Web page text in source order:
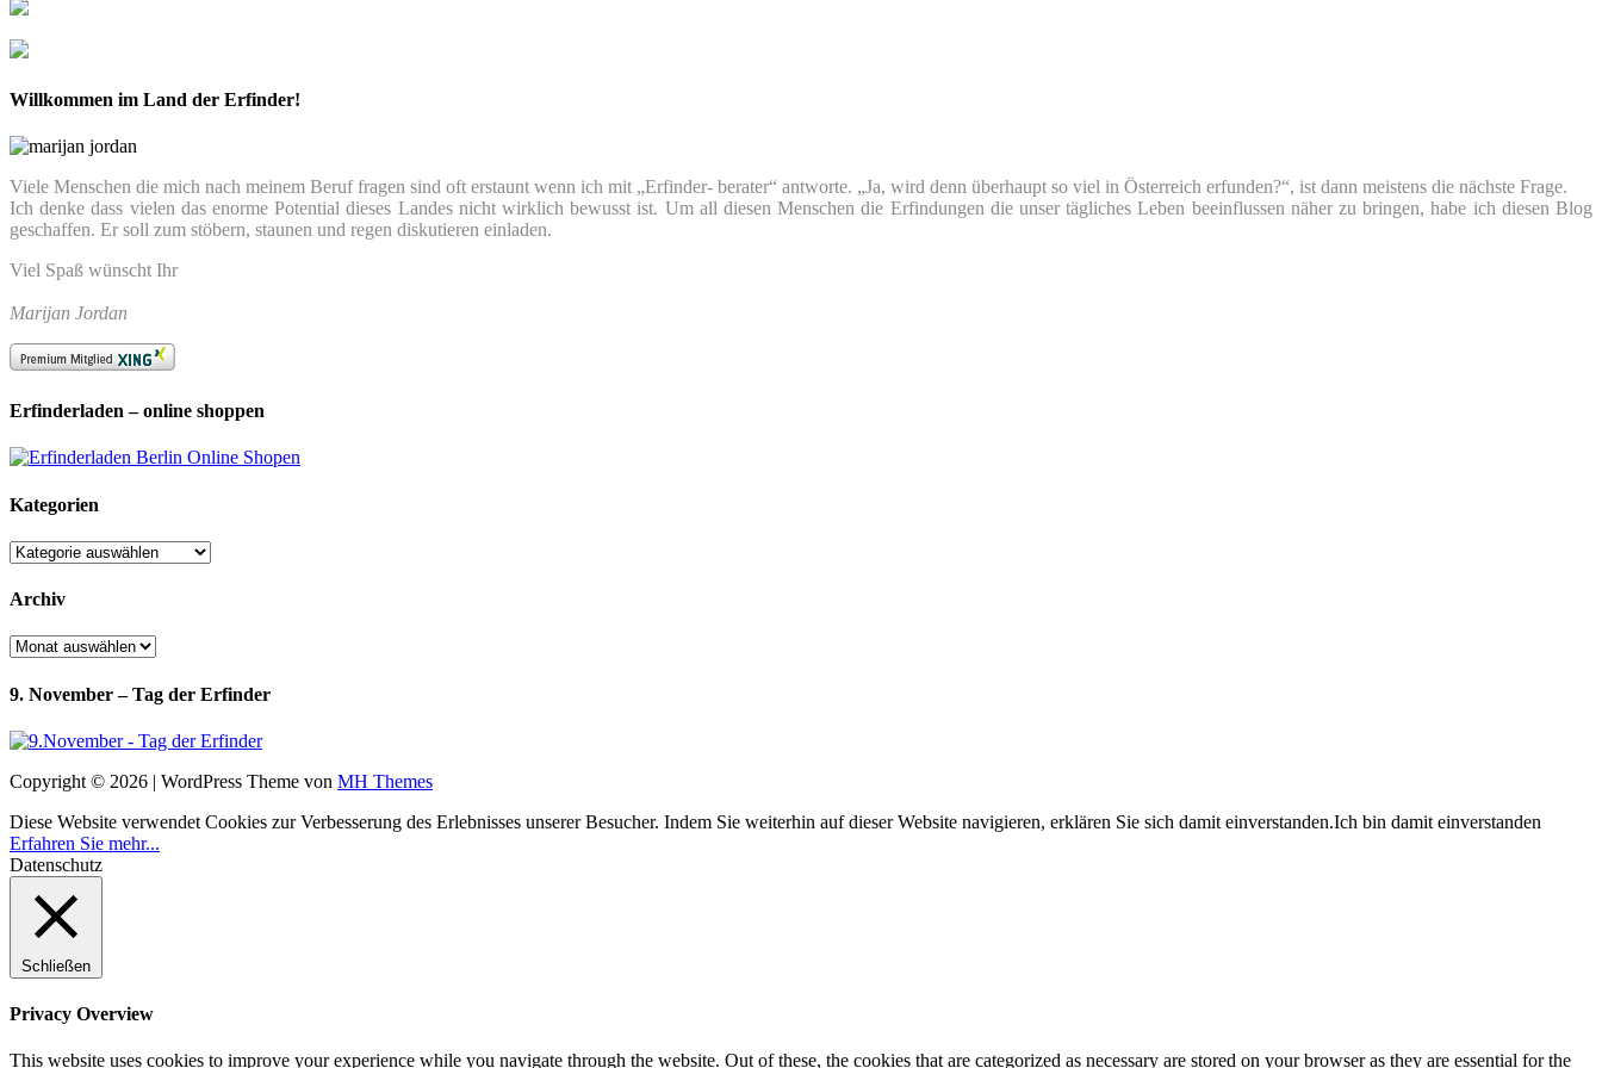
Willkommen im Land der Erfinder!
Viele Menschen die mich nach meinem Beruf fragen sind oft erstaunt wenn ich mit „Erfinder- berater“ antworte. „Ja, wird denn überhaupt so viel in Österreich erfunden?“, ist dann meistens die nächste Frage.
Ich denke dass vielen das enorme Potential dieses Landes nicht wirklich bewusst ist. Um all diesen Menschen die Erfindungen die unser tägliches Leben beeinflussen näher zu bringen, habe ich diesen Blog
geschaffen. Er soll zum stöbern, staunen und regen diskutieren einladen.
Viel Spaß wünscht Ihr
Marijan Jordan
Erfinderladen – online shoppen
Kategorien
Kategorien
Archiv
Archiv
9. November – Tag der Erfinder
Copyright © 2026 | WordPress Theme von MH Themes
Diese Website verwendet Cookies zur Verbesserung des Erlebnisses unserer Besucher. Indem Sie weiterhin auf dieser Website navigieren, erklären Sie sich damit einverstanden.Ich bin damit einverstanden
Erfahren Sie mehr...
Datenschutz
Schließen
Privacy Overview
This website uses cookies to improve your experience while you navigate through the website. Out of these, the cookies that are categorized as necessary are stored on your browser as they are essential for the